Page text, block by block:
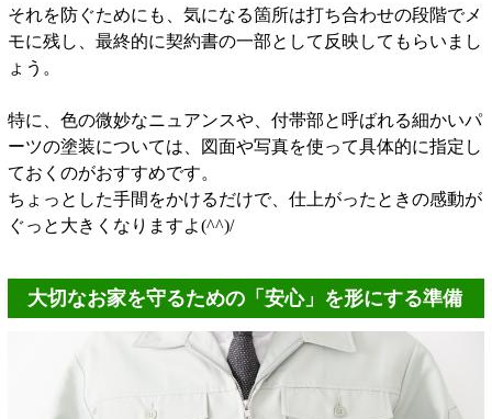
それを防ぐためにも、気になる箇所は打ち合わせの段階でメ
モに残し、最終的に契約書の一部として反映してもらいまし
ょう。
特に、色の微妙なニュアンスや、付帯部と呼ばれる細かいパ
ーツの塗装については、図面や写真を使って具体的に指定し
ておくのがおすすめです。
ちょっとした手間をかけるだけで、仕上がったときの感動が
ぐっと大きくなりますよ(^^)/
大切なお家を守るための「安心」を形にする準備